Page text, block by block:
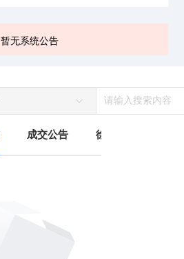
暂无系统公告
成交公告 徐工之窗